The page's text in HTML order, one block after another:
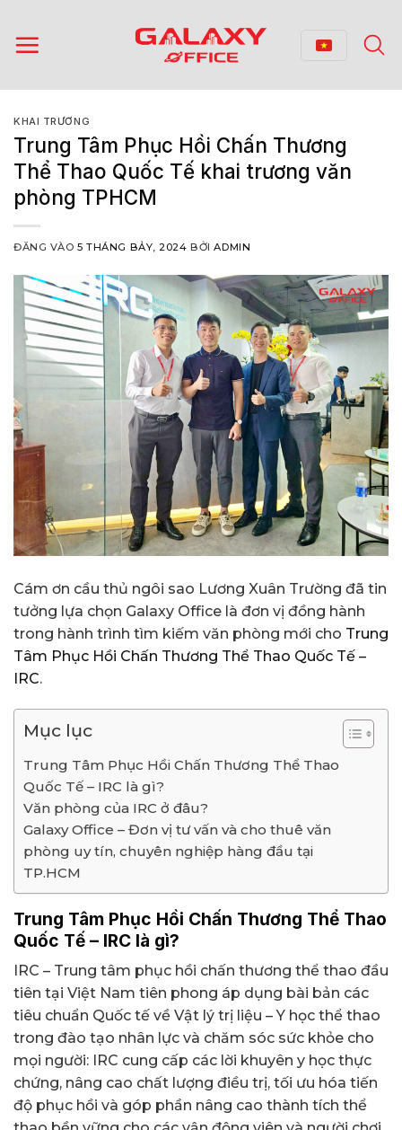
qua
nội
KHAI TRƯƠNG
Trung Tâm Phục Hồi Chấn Thương
Thể Thao Quốc Tế khai trương văn
phòng TPHCM
ĐĂNG VÀO5 THÁNG BẢY, 2024 BỞIADMIN
Cám ơn cầu thủ ngôi sao Lương Xuân Trường đã tin
tưởng lựa chọn Galaxy Office là đơn vị đồng hành
trong hành trình tìm kiếm văn phòng mới cho Trung
Tâm Phục Hồi Chấn Thương Thể Thao Quốc Tế –
IRC.
Mục lục
Trung Tâm Phục Hồi Chấn Thương Thể Thao
Quốc Tế – IRC là gì?
Văn phòng của IRC ở đâu?
Galaxy Office – Đơn vị tư vấn và cho thuê văn
phòng uy tín, chuyên nghiệp hàng đầu tại
TP.HCM
Trung Tâm Phục Hồi Chấn Thương Thể Thao
Quốc Tế – IRC là gì?
IRC – Trung tâm phục hồi chấn thương thể thao đầu
tiên tại Việt Nam tiên phong áp dụng bài bản các
tiêu chuẩn Quốc tế về Vật lý trị liệu – Y học thể thao
trong đào tạo nhân lực và chăm sóc sức khỏe cho
mọi người: IRC cung cấp các lời khuyên y học thực
chứng, nâng cao chất lượng điều trị, tối ưu hóa tiến
độ phục hồi và góp phần nâng cao thành tích thể